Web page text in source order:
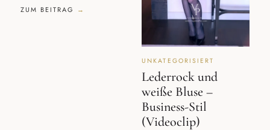
ZUM BEITRAG
UNKATEGORISIERT
Lederrock und
weiße Bluse –
Business-Stil
(Videoclip)